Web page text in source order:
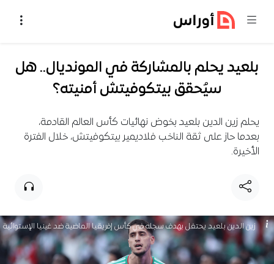
بلعيد يحلم بالمشاركة في المونديال.. هل
سيُحقق بيتكوفيتش أمنيته؟
يحلم زين الدين بلعيد بخوض نهائيات كأس العالم القادمة،
بعدما حاز على ثقة الناخب فلاديمير بيتكوفيتش، خلال الفترة
الأخيرة.
زين الدين بلعيد يحتفل بهدف سجله في كأس إفريقيا الماضية ضد غينيا الإستوائية